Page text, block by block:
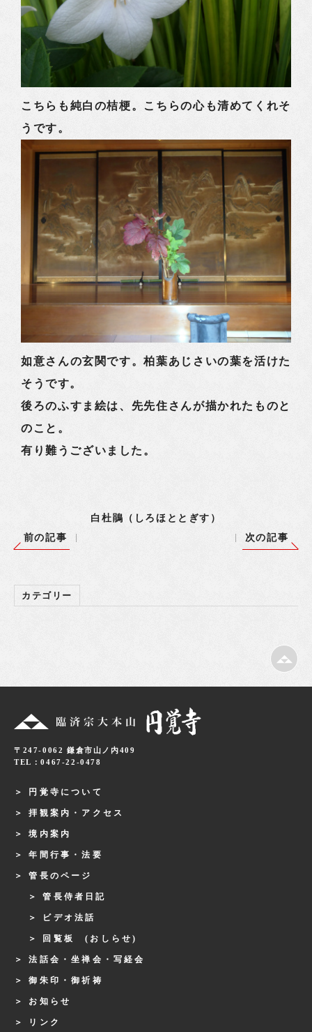
こちらも純白の桔梗。こちらの心も清めてくれそ
うです。
如意さんの玄関です。柏葉あじさいの葉を活けた
そうです。
後ろのふすま絵は、先先住さんが描かれたものと
のこと。
有り難うございました。
白杜鵑（しろほととぎす）
前の記事
次の記事
カテゴリー
〒247-0062 鎌倉市山ノ内409
TEL：0467-22-0478
円覚寺について
拝観案内・アクセス
境内案内
年間行事・法要
管長のページ
管長侍者日記
ビデオ法話
回覧板 (おしらせ)
法話会・坐禅会・写経会
御朱印・御祈祷
お知らせ
リンク